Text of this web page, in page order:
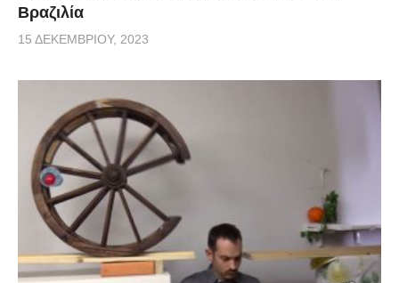
Βραζιλία
15 ΔΕΚΕΜΒΡΊΟΥ, 2023